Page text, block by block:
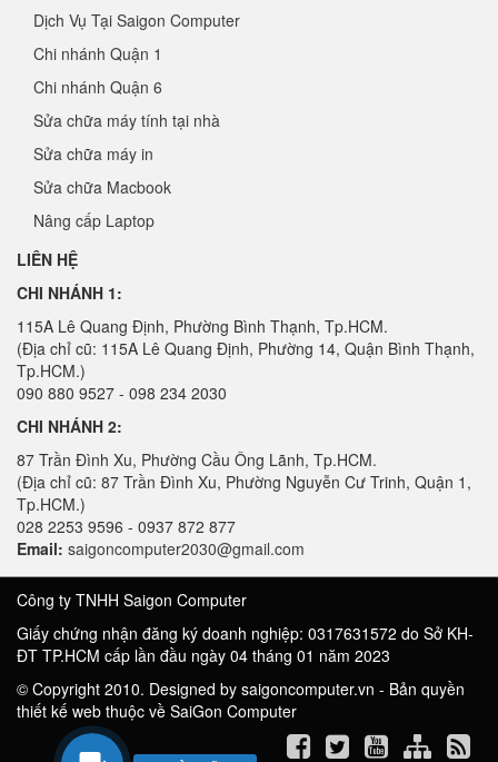
Dịch Vụ Tại Saigon Computer
Chi nhánh Quận 1
Chi nhánh Quận 6
Sửa chữa máy tính tại nhà
Sửa chữa máy in
Sửa chữa Macbook
Nâng cấp Laptop
LIÊN HỆ
CHI NHÁNH 1:
115A Lê Quang Định, Phường Bình Thạnh, Tp.HCM.
(Địa chỉ cũ: 115A Lê Quang Định, Phường 14, Quận Bình Thạnh,
Tp.HCM.)
090 880 9527 - 098 234 2030
CHI NHÁNH 2:
87 Trần Đình Xu, Phường Cầu Ông Lãnh, Tp.HCM.
(Địa chỉ cũ: 87 Trần Đình Xu, Phường Nguyễn Cư Trinh, Quận 1,
Tp.HCM.)
028 2253 9596 - 0937 872 877
Email: saigoncomputer2030@gmail.com
Công ty TNHH Saigon Computer
Giấy chứng nhận đăng ký doanh nghiệp: 0317631572 do Sở KH-
ĐT TP.HCM cấp lần đầu ngày 04 tháng 01 năm 2023
© Copyright 2010. Designed by saigoncomputer.vn - Bản quyền
thiết kế web thuộc về SaiGon Computer